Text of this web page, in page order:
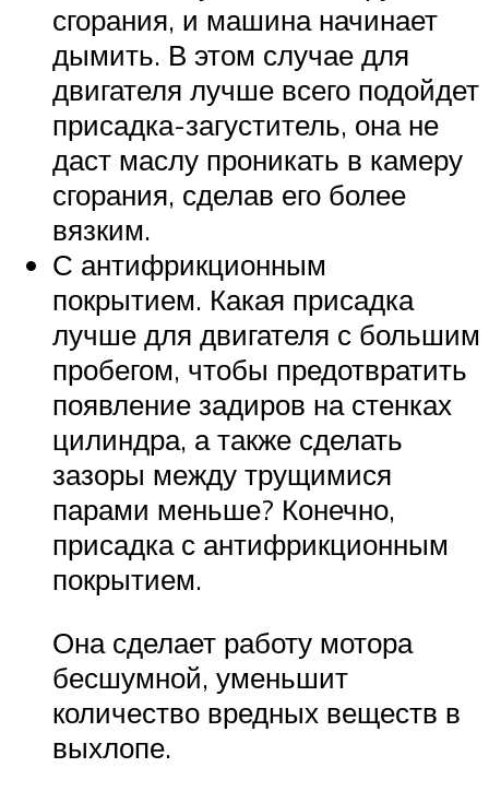
сгорания, и машина начинает
дымить. В этом случае для
двигателя лучше всего подойдет
присадка-загуститель, она не
даст маслу проникать в камеру
сгорания, сделав его более
вязким.
С антифрикционным
покрытием. Какая присадка
лучше для двигателя с большим
пробегом, чтобы предотвратить
появление задиров на стенках
цилиндра, а также сделать
зазоры между трущимися
парами меньше? Конечно,
присадка с антифрикционным
покрытием.
Она сделает работу мотора
бесшумной, уменьшит
количество вредных веществ в
выхлопе.